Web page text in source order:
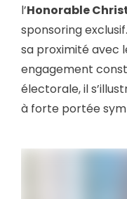
l’Honorable
sponsoring
sa proximité avec
engagement
électorale, il
à forte portée